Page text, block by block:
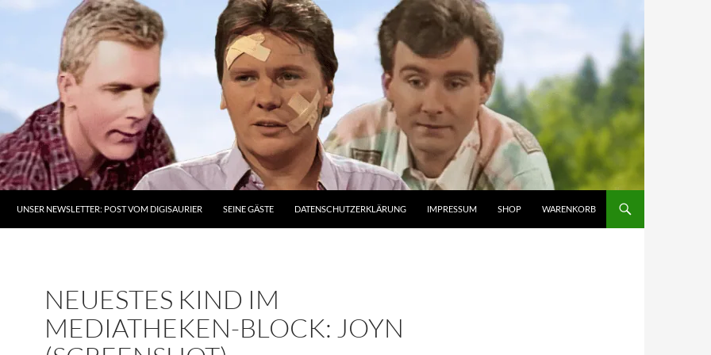
UNSER NEWSLETTER: POST VOM DIGISAURIER SEINE GÄSTE DATENSCHUTZERKLÄRUNG IMPRESSUM SHOP WARENKORB
NEUESTES KIND IM
MEDIATHEKEN-BLOCK: JOYN